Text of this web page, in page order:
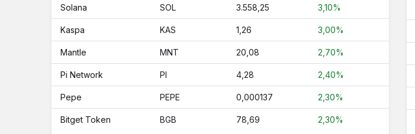
Solana SOL 3.558,25 3,10%
Kaspa KAS 1,26 3,00%
Mantle MNT 20,08 2,70%
Pi Network PI 4,28 2,40%
Pepe PEPE 0,000137 2,30%
Bitget Token BGB 78,69 2,30%